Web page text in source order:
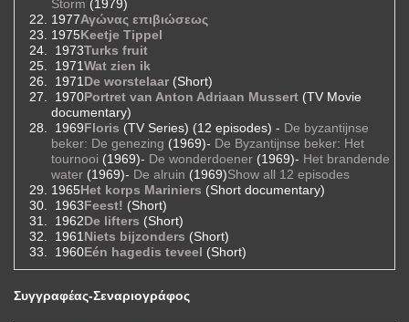
Storm (1979)
1977Αγώνας επιβιώσεως
1975Keetje Tippel
1973Turks fruit
1971Wat zien ik
1971De worstelaar (Short)
1970Portret van Anton Adriaan Mussert (TV Movie
documentary)
1969Floris (TV Series) (12 episodes) - De byzantijnse
beker: De genezing (1969)- De Byzantijnse beker: Het
tournooi (1969)- De wonderdoener (1969)- Het brandende
water (1969)- De alruin (1969)Show all 12 episodes
1965Het korps Mariniers (Short documentary)
1963Feest! (Short)
1962De lifters (Short)
1961Niets bijzonders (Short)
1960Eén hagedis teveel (Short)
Συγγραφέας-Σεναριογράφος